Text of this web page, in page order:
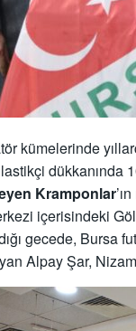
kümelerinde
dükkanında
Kramponlar
içerisindeki
gecede, Bursa
Alpay Şar,